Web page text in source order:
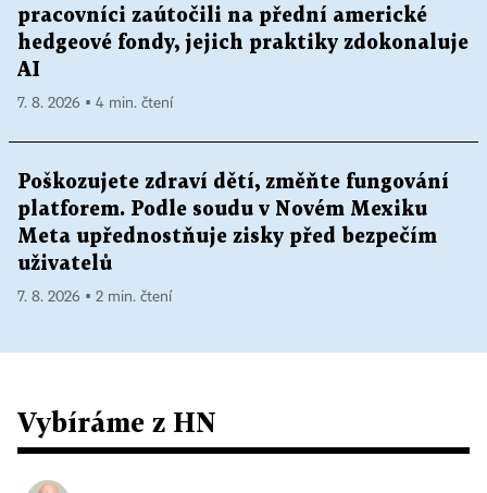
pracovníci zaútočili na přední americké
hedgeové fondy, jejich praktiky zdokonaluje
AI
7. 8. 2026 ▪ 4 min. čtení
Poškozujete zdraví dětí, změňte fungování
platforem. Podle soudu v Novém Mexiku
Meta upřednostňuje zisky před bezpečím
uživatelů
7. 8. 2026 ▪ 2 min. čtení
Vybíráme z HN